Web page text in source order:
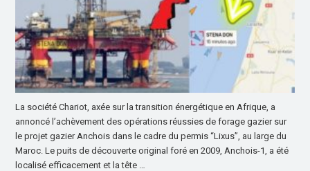
La société Chariot, axée sur la transition énergétique en Afrique, a
annoncé l’achèvement des opérations réussies de forage gazier sur
le projet gazier Anchois dans le cadre du permis “Lixus”, au large du
Maroc. Le puits de découverte original foré en 2009, Anchois-1, a été
localisé efficacement et la tête …